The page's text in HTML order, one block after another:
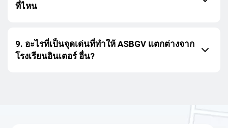
ที่ไหน
9. อะไรที่เป็นจุดเด่นที่ทำให้ ASBGV แตกต่างจาก
โรงเรียนอินเตอร์ อื่น?